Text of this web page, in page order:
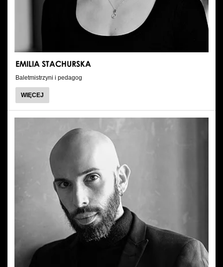
EMILIA STACHURSKA
Baletmistrzyni i pedagog
WIĘCEJ
EMILIA